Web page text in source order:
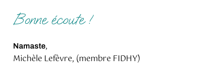
Bonne écoute !
Namaste,
Michèle Lefèvre, (membre FIDHY)